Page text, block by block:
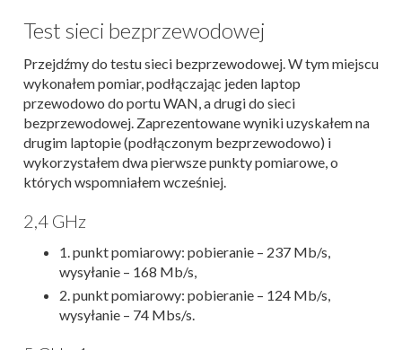
Test sieci bezprzewodowej
Przejdźmy do testu sieci bezprzewodowej. W tym miejscu
wykonałem pomiar, podłączając jeden laptop
przewodowo do portu WAN, a drugi do sieci
bezprzewodowej. Zaprezentowane wyniki uzyskałem na
drugim laptopie (podłączonym bezprzewodowo) i
wykorzystałem dwa pierwsze punkty pomiarowe, o
których wspomniałem wcześniej.
2,4 GHz
1. punkt pomiarowy: pobieranie – 237 Mb/s,
wysyłanie – 168 Mb/s,
2. punkt pomiarowy: pobieranie – 124 Mb/s,
wysyłanie – 74 Mbs/s.